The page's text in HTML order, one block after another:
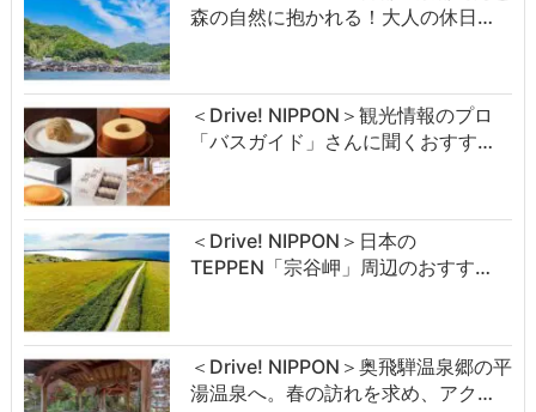
森の自然に抱かれる！大人の休日…
＜Drive! NIPPON＞観光情報のプロ
「バスガイド」さんに聞くおすす…
＜Drive! NIPPON＞日本の
TEPPEN「宗谷岬」周辺のおすす…
＜Drive! NIPPON＞奥飛騨温泉郷の平
湯温泉へ。春の訪れを求め、アク…